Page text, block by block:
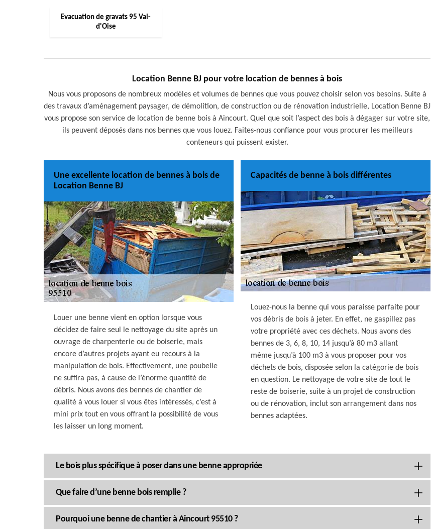
Evacuation de gravats 95 Val-
d'Oise
Location Benne BJ pour votre location de bennes à bois
Nous vous proposons de nombreux modèles et volumes de bennes que vous pouvez choisir selon vos besoins. Suite à
des travaux d’aménagement paysager, de démolition, de construction ou de rénovation industrielle, Location Benne BJ
vous propose son service de location de benne bois à Aincourt. Quel que soit l’aspect des bois à dégager sur votre site,
ils peuvent déposés dans nos bennes que vous louez. Faites-nous confiance pour vous procurer les meilleurs
conteneurs qui puissent exister.
Une excellente location de bennes à bois de
Location Benne BJ
Louer une benne vient en option lorsque vous
décidez de faire seul le nettoyage du site après un
ouvrage de charpenterie ou de boiserie, mais
encore d’autres projets ayant eu recours à la
manipulation de bois. Effectivement, une poubelle
ne suffira pas, à cause de l’énorme quantité de
débris. Nous avons des bennes de chantier de
qualité à vous louer si vous êtes intéressés, c’est à
mini prix tout en vous offrant la possibilité de vous
les laisser un long moment.
Capacités de benne à bois différentes
Louez-nous la benne qui vous paraisse parfaite pour
vos débris de bois à jeter. En effet, ne gaspillez pas
votre propriété avec ces déchets. Nous avons des
bennes de 3, 6, 8, 10, 14 jusqu’à 80 m3 allant
même jusqu’à 100 m3 à vous proposer pour vos
déchets de bois, disposée selon la catégorie de bois
en question. Le nettoyage de votre site de tout le
reste de boiserie, suite à un projet de construction
ou de rénovation, inclut son arrangement dans nos
bennes adaptées.
Le bois plus spécifique à poser dans une benne appropriée
Que faire d’une benne bois remplie ?
Pourquoi une benne de chantier à Aincourt 95510 ?